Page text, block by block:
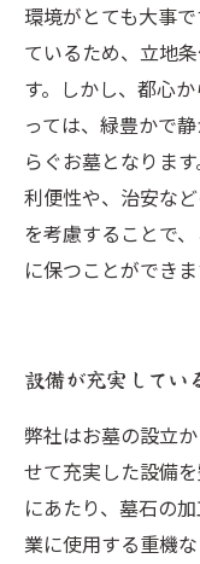
環境がとても大事
ているため、立地
す。しかし、都心
っては、緑豊かで
らぐお墓となりま
利便性や、治安な
を考慮することで
に保つことができま
設備が充実してい
弊社はお墓の設立
せて充実した設備
にあたり、墓石の
業に使用する重機